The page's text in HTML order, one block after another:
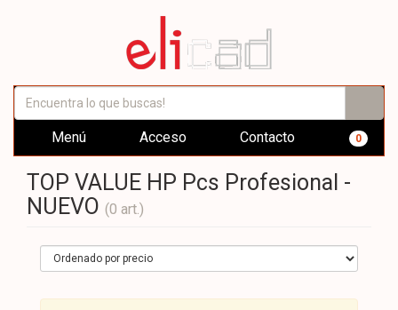
Menú Acceso Contacto 0
TOP VALUE HP Pcs Profesional -
NUEVO (0 art.)